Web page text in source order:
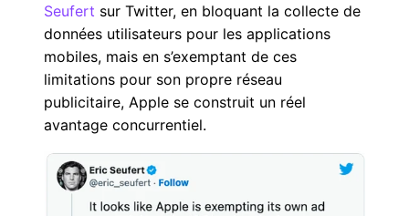
Seufert sur Twitter, en bloquant la collecte de
données utilisateurs pour les applications
mobiles, mais en s’exemptant de ces
limitations pour son propre réseau
publicitaire, Apple se construit un réel
avantage concurrentiel.